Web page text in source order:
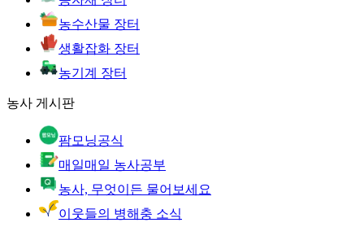
농수산물 장터
생활잡화 장터
농기계 장터
농사 게시판
팜모닝공식
매일매일 농사공부
농사, 무엇이든 물어보세요
이웃들의 병해충 소식